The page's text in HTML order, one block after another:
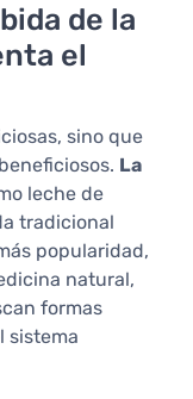
de la
el
sino que
La
leche de
tradicional
popularidad,
natural,
formas
sistema